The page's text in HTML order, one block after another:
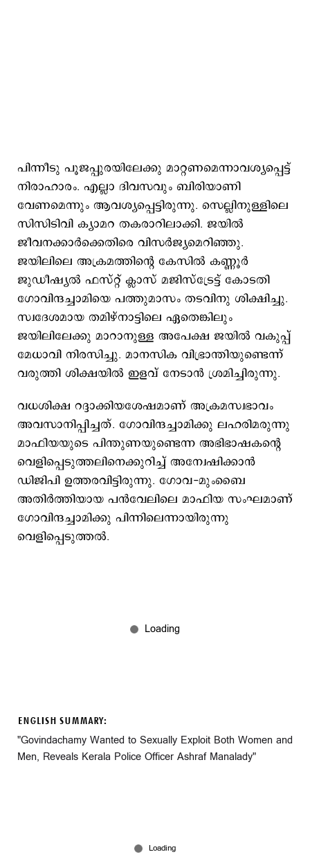
പിന്നീടു പൂജപ്പുരയിലേക്കു മാറ്റണമെന്നാവശ്യപ്പെട്ട്
നിരാഹാരം. എല്ലാ ദിവസവും ബിരിയാണി
വേണമെന്നും ആവശ്യപ്പെട്ടിരുന്നു. സെല്ലിനുള്ളിലെ
സിസിടിവി ക്യാമറ തകരാറിലാക്കി. ജയിൽ
ജീവനക്കാർക്കെതിരെ വിസർജ്യമെറിഞ്ഞു.
ജയിലിലെ അക്രമത്തിന്റെ കേസിൽ കണ്ണൂർ
ജുഡീഷ്യൽ ഫസ്റ്റ് ക്ലാസ് മജിസ്ട്രേട്ട് കോടതി
ഗോവിന്ദച്ചാമിയെ പത്തുമാസം തടവിനു ശിക്ഷിച്ചു.
സ്വദേശമായ തമിഴ്നാട്ടിലെ ഏതെങ്കിലും
ജയിലിലേക്കു മാറാനുള്ള അപേക്ഷ ജയിൽ വകുപ്പ്
മേധാവി നിരസിച്ചു. മാനസിക വിഭ്രാന്തിയുണ്ടെന്ന്
വരുത്തി ശിക്ഷയിൽ ഇളവ് നേടാൻ ശ്രമിച്ചിരുന്നു.
വധശിക്ഷ റദ്ദാക്കിയശേഷമാണ് അക്രമസ്വഭാവം
അവസാനിപ്പിച്ചത്. ഗോവിന്ദച്ചാമിക്കു ലഹരിമരുന്നു
മാഫിയയുടെ പിന്തുണയുണ്ടെന്ന അഭിഭാഷകന്റെ
വെളിപ്പെടുത്തലിനെക്കുറിച്ച് അന്വേഷിക്കാൻ
ഡിജിപി ഉത്തരവിട്ടിരുന്നു. ഗോവ-മുംബൈ
അതിർത്തിയായ പൻവേലിലെ മാഫിയ സംഘമാണ്
ഗോവിന്ദച്ചാമിക്കു പിന്നിലെന്നായിരുന്നു
വെളിപ്പെടുത്തൽ.
ENGLISH SUMMARY:
"Govindachamy Wanted to Sexually Exploit Both Women and
Men, Reveals Kerala Police Officer Ashraf Manalady"